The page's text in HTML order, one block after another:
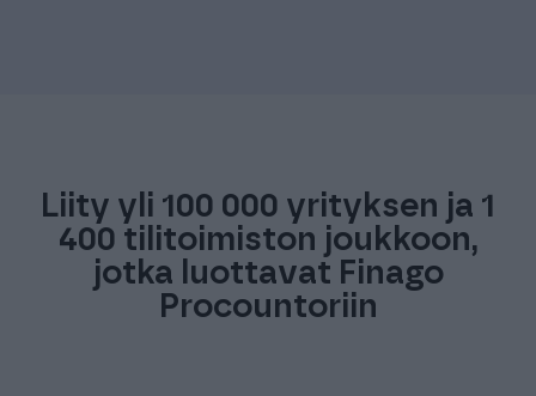
Liity yli 100 000 yrityksen ja 1
400 tilitoimiston joukkoon,
jotka luottavat Finago
Procountoriin